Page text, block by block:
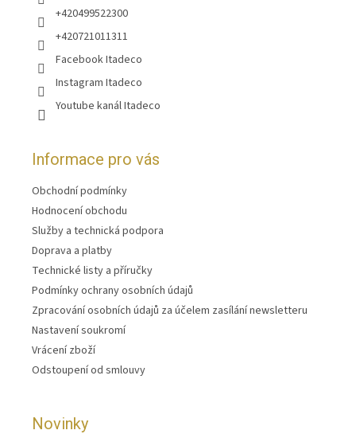
+420499522300
+420721011311
Facebook Itadeco
Instagram Itadeco
Youtube kanál Itadeco
Informace pro vás
Obchodní podmínky
Hodnocení obchodu
Služby a technická podpora
Doprava a platby
Technické listy a příručky
Podmínky ochrany osobních údajů
Zpracování osobních údajů za účelem zasílání newsletteru
Nastavení soukromí
Vrácení zboží
Odstoupení od smlouvy
Novinky